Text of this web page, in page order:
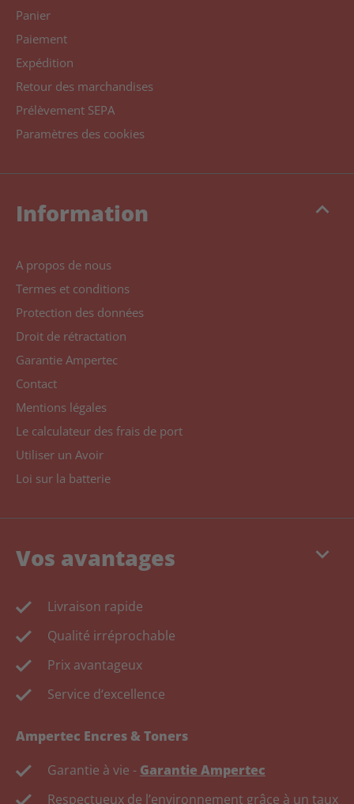
Panier
Paiement
Expédition
Retour des marchandises
Prélèvement SEPA
Paramètres des cookies
keyboard_arrow_up
Information
A propos de nous
Termes et conditions
Protection des données
Droit de rétractation
Garantie Ampertec
Contact
Mentions légales
Le calculateur des frais de port
Utiliser un Avoir
Loi sur la batterie
keyboard_arrow_down
Vos avantages
Livraison rapide
Qualité irréprochable
Prix avantageux
Service d‘excellence
Ampertec Encres & Toners
Garantie à vie - Garantie Ampertec
Respectueux de l’environnement grâce à un taux